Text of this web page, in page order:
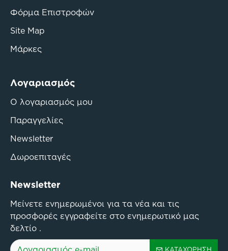
Φόρμα Επιστροφών
Site Map
Μάρκες
Λογαριασμός
Ο λογαριασμός μου
Παραγγελίες
Newsletter
Δωροεπιταγές
Newsletter
Μείνετε ενημερωμένοι για τα νέα και τις
προσφορές εγγραφείτε στο ενημερωτικό μας
δελτίο .